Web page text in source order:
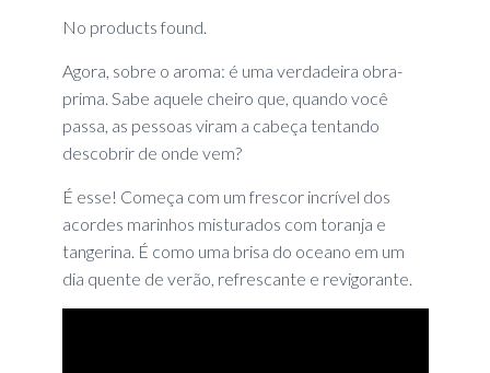
No products found.
Agora, sobre o aroma: é uma verdadeira obra-
prima. Sabe aquele cheiro que, quando você
passa, as pessoas viram a cabeça tentando
descobrir de onde vem?
É esse! Começa com um frescor incrível dos
acordes marinhos misturados com toranja e
tangerina. É como uma brisa do oceano em um
dia quente de verão, refrescante e revigorante.